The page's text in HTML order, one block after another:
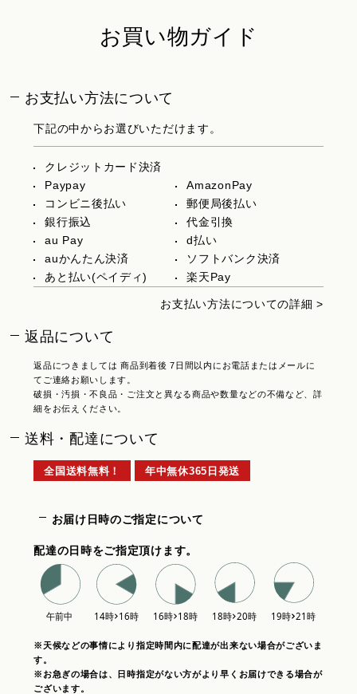
お買い物ガイド
お支払い方法について
下記の中からお選びいただけます。
クレジットカード決済
Paypay
AmazonPay
コンビニ後払い
郵便局後払い
銀行振込
代金引換
au Pay
d払い
auかんたん決済
ソフトバンク決済
あと払い(ペイディ)
楽天Pay
お支払い方法についての詳細 >
返品について
返品につきましては 商品到着後 7日間以内にお電話またはメールに
てご連絡お願いします。
破損・汚損・不良品・ご注文と異なる商品や数量などの不備など、詳
細をお伝えください。
送料・配達について
全国送料無料！ 年中無休365日発送
お届け日時のご指定について
配達の日時をご指定頂けます。
※天候などの事情により指定時間内に配達が出来ない場合がございま
す。
※お急ぎの場合は、日時指定がない方がより早くお届けできる場合が
ございます。